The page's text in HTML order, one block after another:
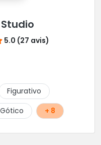
5.0 (27 avis)
Figurativo
Gótico + 8